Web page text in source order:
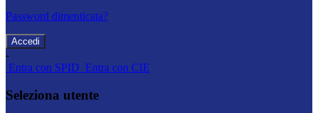
Password dimenticata?
-
Entra con SPID Entra con CIE
Seleziona utente